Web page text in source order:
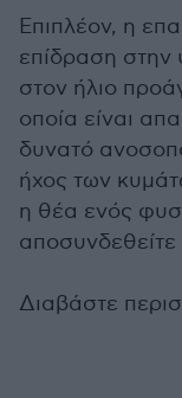
Επιπλέον, η
επίδραση στην
στον ήλιο
οποία είναι
δυνατό
ήχος των
η θέα ενός
Διαβάστε